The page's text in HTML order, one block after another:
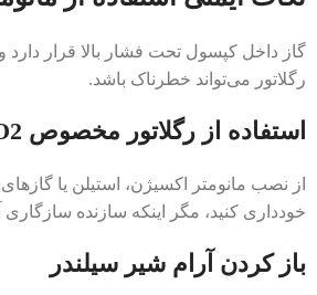
گاز داخل کپسول تحت فشار بالا قرار دارد
رگلاتور می‌تواند خطرناک باشد.
استفاده از رگلاتور مخصوص CO2
خودداری کنید، مگر اینکه سازنده سازگاری
باز کردن آرام شیر سیلندر